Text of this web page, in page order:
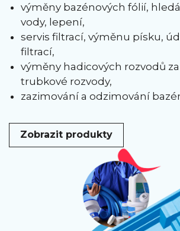
výměny bazénových fólií,
vody, lepení,
servis filtrací, výměnu písku,
filtrací,
výměny hadicových rozvodů
trubkové rozvody,
zazimování a odzimování
Zobrazit produkty